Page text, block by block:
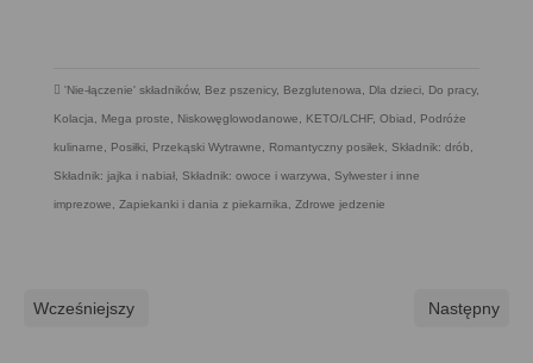
'Nie-łączenie' składników, Bez pszenicy, Bezglutenowa, Dla dzieci, Do pracy,
Kolacja, Mega proste, Niskowęglowodanowe, KETO/LCHF, Obiad, Podróże
kulinarne, Posiłki, Przekąski Wytrawne, Romantyczny posiłek, Składnik: drób,
Składnik: jajka i nabiał, Składnik: owoce i warzywa, Sylwester i inne
imprezowe, Zapiekanki i dania z piekarnika, Zdrowe jedzenie
Wcześniejszy Następny